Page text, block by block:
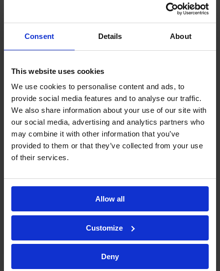
Consent Details About
This website uses cookies
We use cookies to personalise content and ads, to
provide social media features and to analyse our traffic.
We also share information about your use of our site with
our social media, advertising and analytics partners who
may combine it with other information that you’ve
provided to them or that they’ve collected from your use
of their services.
Allow all
Customize
Deny
Pratite cijeli životni ciklus svojih zadataka za bolju
organizaciju timova i zadovoljnije korisnike.
Kontrolne liste i inspekcije
se za efikasnije i sigurnije digitalno rješenje!